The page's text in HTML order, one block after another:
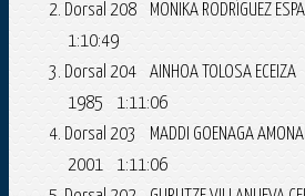
Dorsal 208 MONIKA RODRÍGUEZ
1:10:49
Dorsal 204 AINHOA TOLOSA ECEIZA
1985 1:11:06
Dorsal 203 MADDI GOENAGA
2001 1:11:06